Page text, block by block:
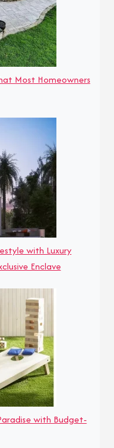
Most Homeowners
with Luxury
Enclave
with Budget-